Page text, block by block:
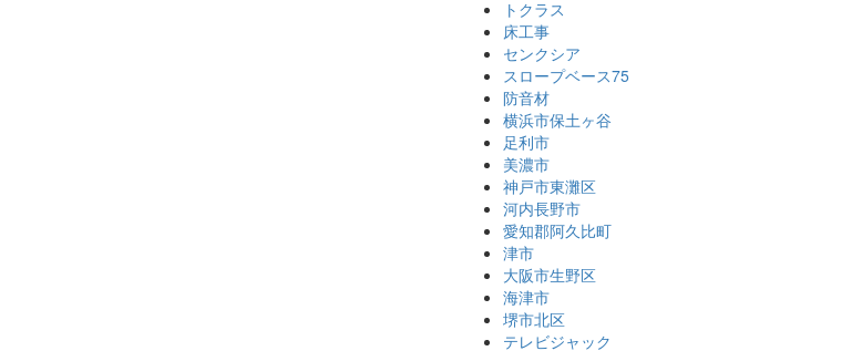
トクラス
床工事
センクシア
スロープベース75
防音材
横浜市保土ヶ谷
足利市
美濃市
神戸市東灘区
河内長野市
愛知郡阿久比町
津市
大阪市生野区
海津市
堺市北区
テレビジャック